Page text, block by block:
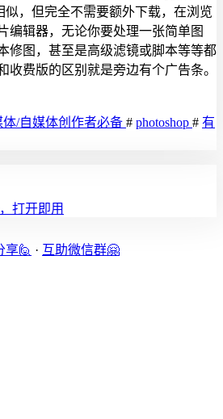
似，但完全不需要额外下载，在浏览
编辑器，无论你要处理一张简单图
修图，甚至是高级滤镜或脚本等等都
收费版的区别就是旁边有个广告条。
体/自媒体创作者必备 # photoshop # 有
打开即用
享🙋 · 互助微信群🤗